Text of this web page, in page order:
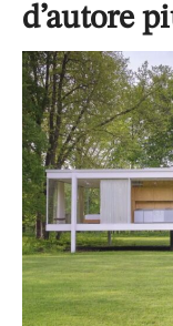
d’autore